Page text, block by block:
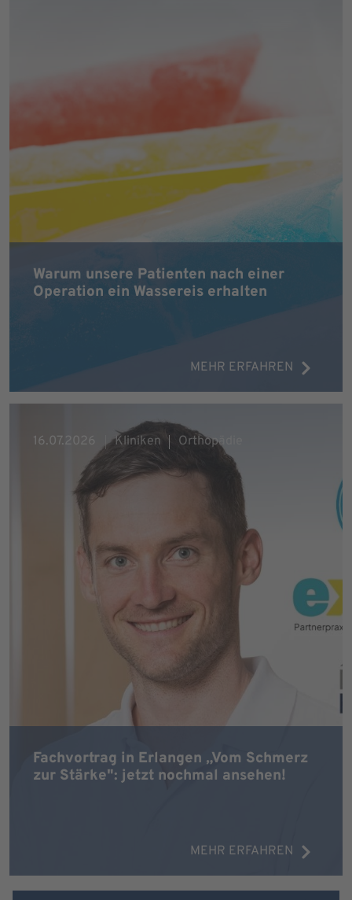
Warum unsere Patienten nach einer
Operation ein Wassereis erhalten
MEHR ERFAHREN
Fachvortrag in Erlangen „Vom Schmerz
zur Stärke": jetzt nochmal ansehen!
MEHR ERFAHREN
16.07.2026 Kliniken Orthopädie